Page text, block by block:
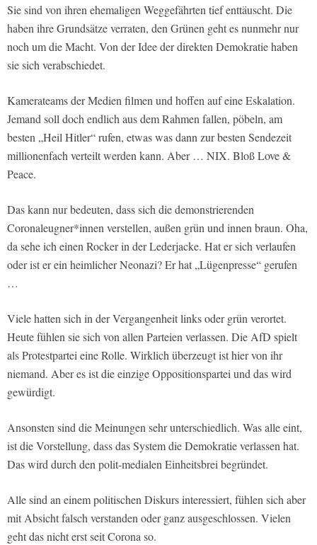
Sie sind von ihren ehemaligen Weggefährten tief enttäuscht. Die
haben ihre Grundsätze verraten, den Grünen geht es nunmehr nur
noch um die Macht. Von der Idee der direkten Demokratie haben
sie sich verabschiedet.
Kamerateams der Medien filmen und hoffen auf eine Eskalation.
Jemand soll doch endlich aus dem Rahmen fallen, pöbeln, am
besten „Heil Hitler“ rufen, etwas was dann zur besten Sendezeit
millionenfach verteilt werden kann. Aber … NIX. Bloß Love &
Peace.
Das kann nur bedeuten, dass sich die demonstrierenden
Coronaleugner*innen verstellen, außen grün und innen braun. Oha,
da sehe ich einen Rocker in der Lederjacke. Hat er sich verlaufen
oder ist er ein heimlicher Neonazi? Er hat „Lügenpresse“ gerufen
…
Viele hatten sich in der Vergangenheit links oder grün verortet.
Heute fühlen sie sich von allen Parteien verlassen. Die AfD spielt
als Protestpartei eine Rolle. Wirklich überzeugt ist hier von ihr
niemand. Aber es ist die einzige Oppositionspartei und das wird
gewürdigt.
Ansonsten sind die Meinungen sehr unterschiedlich. Was alle eint,
ist die Vorstellung, dass das System die Demokratie verlassen hat.
Das wird durch den polit-medialen Einheitsbrei begründet.
Alle sind an einem politischen Diskurs interessiert, fühlen sich aber
mit Absicht falsch verstanden oder ganz ausgeschlossen. Vielen
geht das nicht erst seit Corona so.